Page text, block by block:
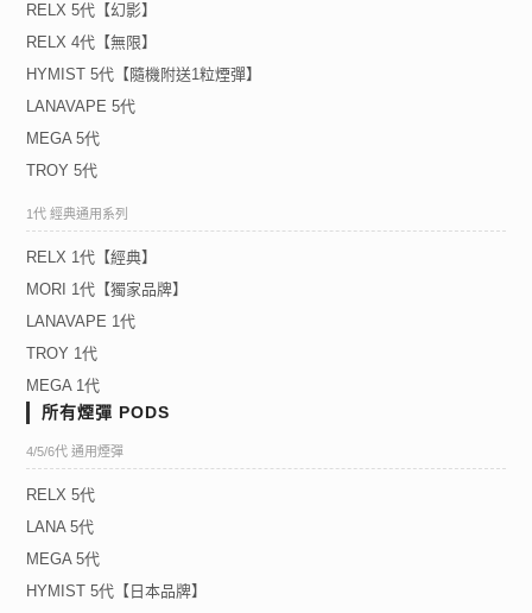
RELX 5代【幻影】
RELX 4代【無限】
HYMIST 5代【隨機附送1粒煙彈】
LANAVAPE 5代
MEGA 5代
TROY 5代
1代 經典通用系列
RELX 1代【經典】
MORI 1代【獨家品牌】
LANAVAPE 1代
TROY 1代
MEGA 1代
所有煙彈 PODS
4/5/6代 通用煙彈
RELX 5代
LANA 5代
MEGA 5代
HYMIST 5代【日本品牌】